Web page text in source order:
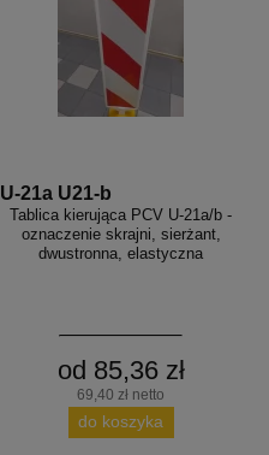
U-21a U21-b
Tablica kierująca PCV U-21a/b -
oznaczenie skrajni, sierżant,
dwustronna, elastyczna
od 85,36 zł
69,40 zł netto
do koszyka